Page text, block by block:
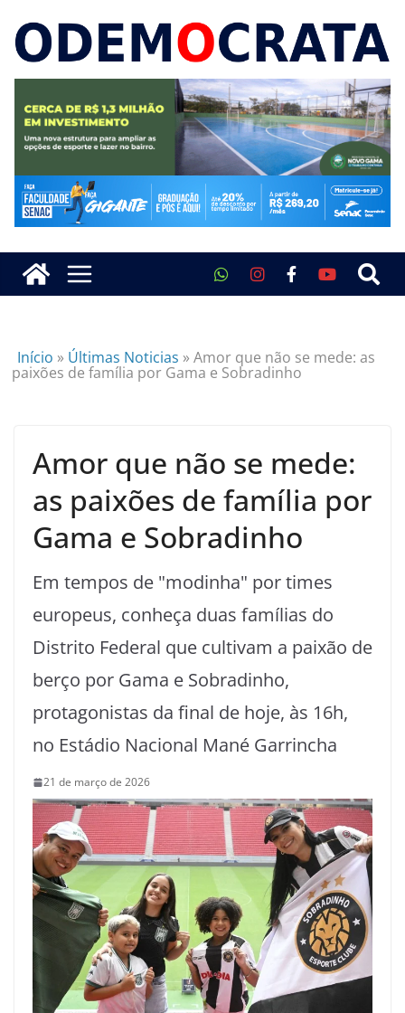
Início » Últimas Noticias »Amor que não se mede: as
paixões de família por Gama e Sobradinho
Amor que não se mede:
as paixões de família por
Gama e Sobradinho
Em tempos de "modinha" por times
europeus, conheça duas famílias do
Distrito Federal que cultivam a paixão de
berço por Gama e Sobradinho,
protagonistas da final de hoje, às 16h,
no Estádio Nacional Mané Garrincha
21 de março de 2026